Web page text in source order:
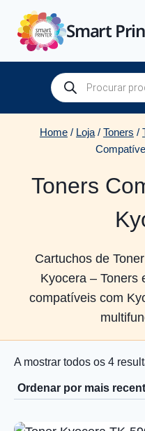
content
Smart
Products
search
Home / Loja / Toners /
Toners
Cartuchos de
Kyocera – Toners
compatíveis com
A mostrar todos os 4